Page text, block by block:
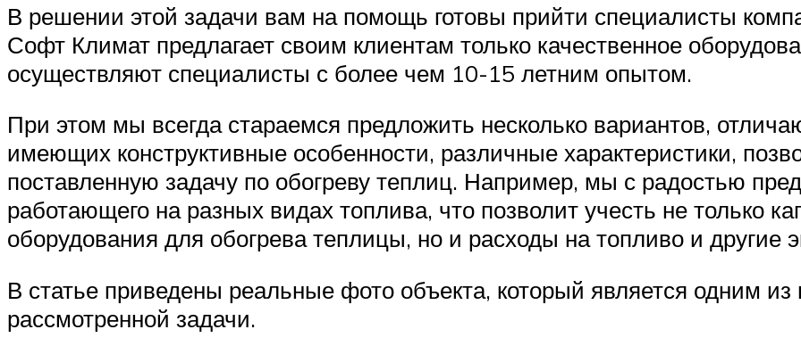
В решении этой задачи вам на помощь готовы прийти специалисты
Софт Климат предлагает своим клиентам только качественное
осуществляют специалисты с более чем 10-15 летним опытом.
При этом мы всегда стараемся предложить несколько вариантов,
имеющих конструктивные особенности, различные характеристики,
поставленную задачу по обогреву теплиц. Например, мы с радостью
работающего на разных видах топлива, что позволит учесть не только
оборудования для обогрева теплицы, но и расходы на топливо и другие
В статье приведены реальные фото объекта, который является одним
рассмотренной задачи.